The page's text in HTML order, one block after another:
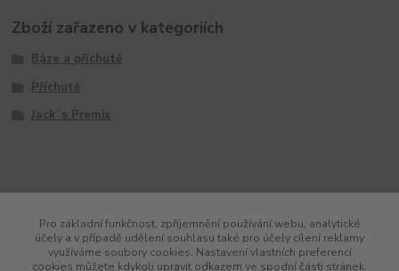
Zboží zařazeno v kategoriích
Báze a příchutě
Příchutě
Jack´s Premix
Pro základní funkčnost, zpříjemnění používání webu, analytické
účely a v případě udělení souhlasu také pro účely cílení reklamy
využíváme soubory cookies. Nastavení vlastních preferencí
cookies můžete kdykoli upravit odkazem ve spodní části stránek.